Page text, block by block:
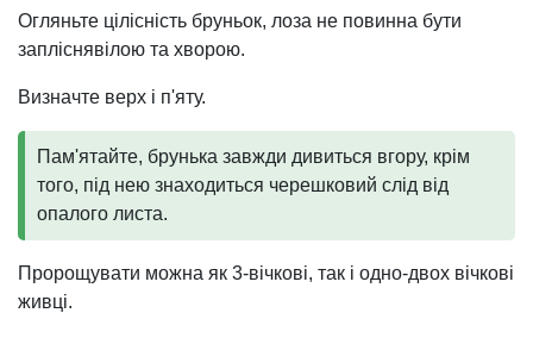
Огляньте цілісність бруньок, лоза не повинна бути
запліснявілою та хворою.
Визначте верх і п'яту.
Пам'ятайте, брунька завжди дивиться вгору, крім
того, під нею знаходиться черешковий слід від
опалого листа.
Пророщувати можна як 3-вічкові, так і одно-двох вічкові
живці.